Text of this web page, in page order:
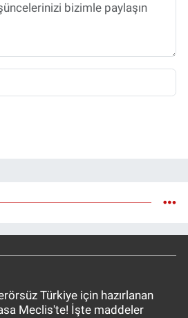
Türkiye için hazırlanan
Meclis'te! İşte maddeler